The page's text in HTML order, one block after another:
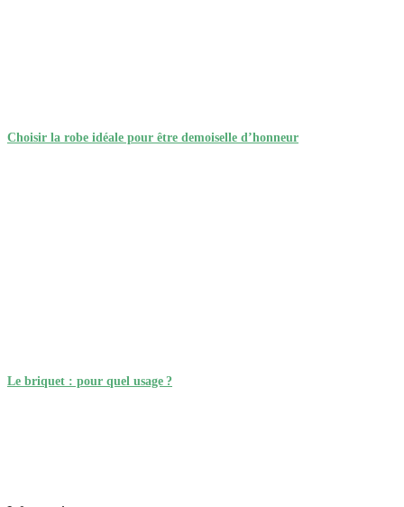
Choisir la robe idéale pour être demoiselle d’honneur
Le briquet : pour quel usage ?